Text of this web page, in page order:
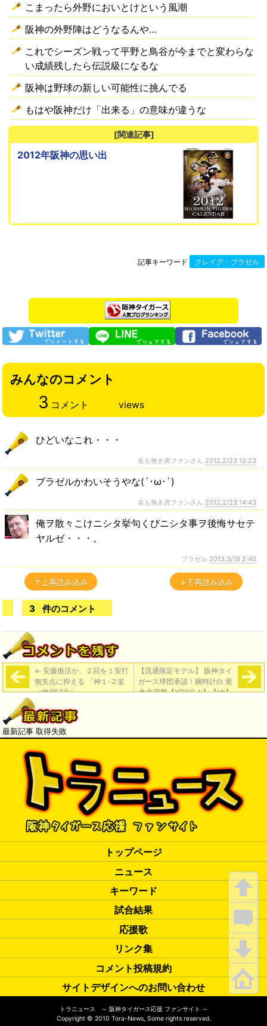
こまったら外野においとけという風潮
阪神の外野陣はどうなるんや…
これでシーズン戦って平野と鳥谷が今までと変わらな
い成績残したら伝説級になるな
阪神は野球の新しい可能性に挑んでる
もはや阪神だけ「出来る」の意味が違うな
[関連記事]
2012年阪神の思い出
記事キーワード クレイグ・ブラゼル
みんなのコメント
3 コメント views
ひどいなこれ・・・
名も無き虎ファンさん 2012,2/23 12:23
ブラゼルかわいそうやな(´･ω･`)
名も無き虎ファンさん 2012,2/23 14:43
俺ヲ散々こけニシタ挙句くびニシタ事ヲ後悔サセテ
ヤルゼ・・・。
ブラゼル 2013,3/18 2:40
↑上再読み込み ↓下再読み込み
3 件のコメント
← 安藤復活か、２回を１安打
無失点に抑える 「神１‐２楽
（練習試合）」
【流通限定モデル】 阪神タイ
ガース球団承認！腕時計白 黄
色文字盤【YDKG-k】【kb】
最新記事 取得失敗
トップページ
ニュース
キーワード
試合結果
応援歌
リンク集
コメント投稿規約
サイトデザインへのお問い合わせ
トラニュース ～ 阪神タイガース応援 ファンサイト ～
Copyright © 2010 Tora-News, Some rights reserved.